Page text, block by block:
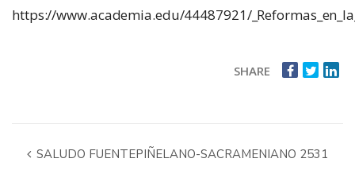
https://www.academia.edu/44487921/
SHARE
SALUDO FUENTEPIÑELANO-SACRAMENIANO 2531